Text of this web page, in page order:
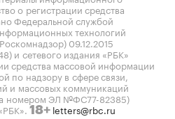
о регистрации средства
Федеральной службой
технологий
09.12.2015
и сетевого издания «РБК»
средства массовой информации
по надзору в сфере связи,
и массовых коммуникаций
номером ЭЛ №ФС77-82385)
18+ letters@rbc.ru